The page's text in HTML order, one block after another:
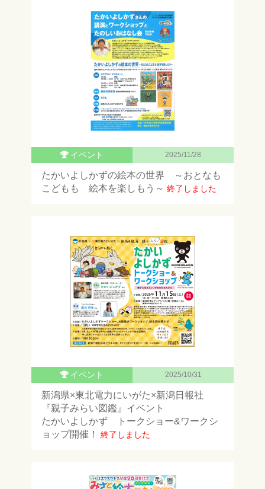
イベント 2025/11/28
たかいよしかずの絵本の世界 ～おとなも
こどもも 絵本を楽しもう～ 終了しました
イベント 2025/10/31
新潟県×東北電力にいがた×新潟日報社
『親子みらい図鑑』イベント
たかいよしかず トークショー&ワークシ
ョップ開催！
終了しました